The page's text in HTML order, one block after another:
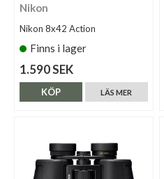
Nikon
Nikon 8x42 Action
Finns i lager
1.590 SEK
LÄS MER
KÖP